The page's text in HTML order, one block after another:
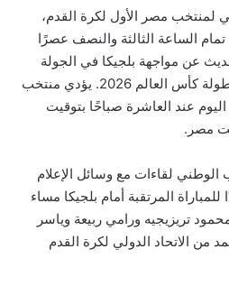
لمنتخب مصر الأول لكرة القدم،
الساعة الثالثة والنصف عصرًا
عن مواجهة بلجيكا في الجولة
الأولى من دور المجموعات ببطولة كأس العالم 2026. يؤدي منتخب
عند العاشرة صباحًا بتوقيت
مصر.
الوطني لقاءات مع وسائل الإعلام
المرتقبة أمام بلجيكا مساء
تريزيجيه ورامي ربيعة وياسر
من الاتحاد الدولي لكرة القدم